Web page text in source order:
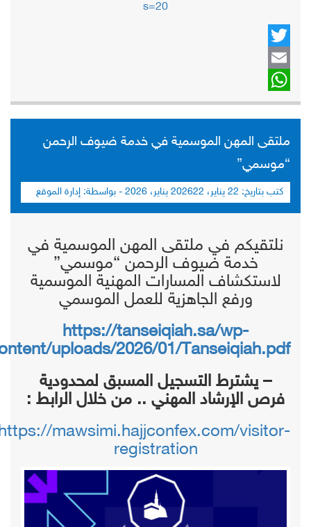
s=20
Twitter
Email
WhatsApp
ملتقى المهن الموسمية في خدمة ضيوف الرحمن
“موسمي”
كتب بتاريخ: 22 يناير، 2026 22 يناير، 2026 - بواسطة: إدارة الموقع
نلتقيكم في ملتقى المهن الموسمية في
خدمة ضيوف الرحمن “موسمي”
لاستكشاف المسارات المهنية الموسمية
ورفع الجاهزية للعمل الموسمي
https://tanseiqiah.sa/wp-
uploads/2026/01/Tanseiqiah.pdf
– يشترط التسجيل المسبق لمحدودية
فرص الإرشاد المهني .. من خلال الرابط :
mawsimi.hajjconfex.com/visitor-
registration